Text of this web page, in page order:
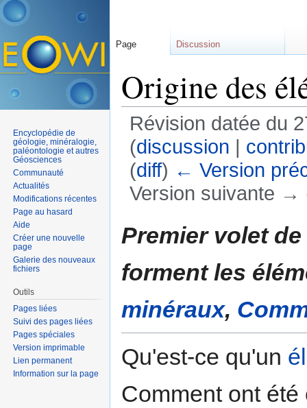
Origine des
Révision datée du
(discussion |
(diff) ← Version
Version suivante →
Premier volet
forment les
minéraux,
Qu'est-ce qu'un
Comment ont
Page Discussion
Encyclopédie de
géologie, minéralogie,
paléontologie et autres
Géosciences
Communauté
Actualités
Modifications récentes
Page au hasard
Aide
Créer une nouvelle
page
Galerie des nouveaux
fichiers
Outils
Pages liées
Suivi des pages liées
Pages spéciales
Version imprimable
Lien permanent
Information sur la page